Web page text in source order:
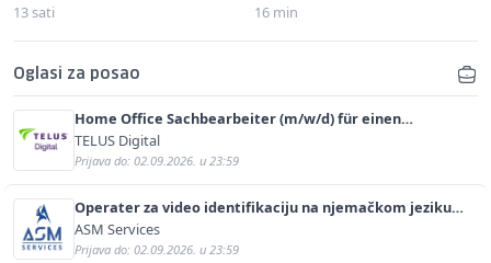
13 sati 16 min
Oglasi za posao
Home Office Sachbearbeiter (m/w/d) für einen
bekannten deutschen Energieversorger
TELUS Digital
Prijava do: 02.09.2026. u 23:59
Operater za video identifikaciju na njemačkom jeziku
(m/ž)
ASM Services
Prijava do: 02.09.2026. u 23:59